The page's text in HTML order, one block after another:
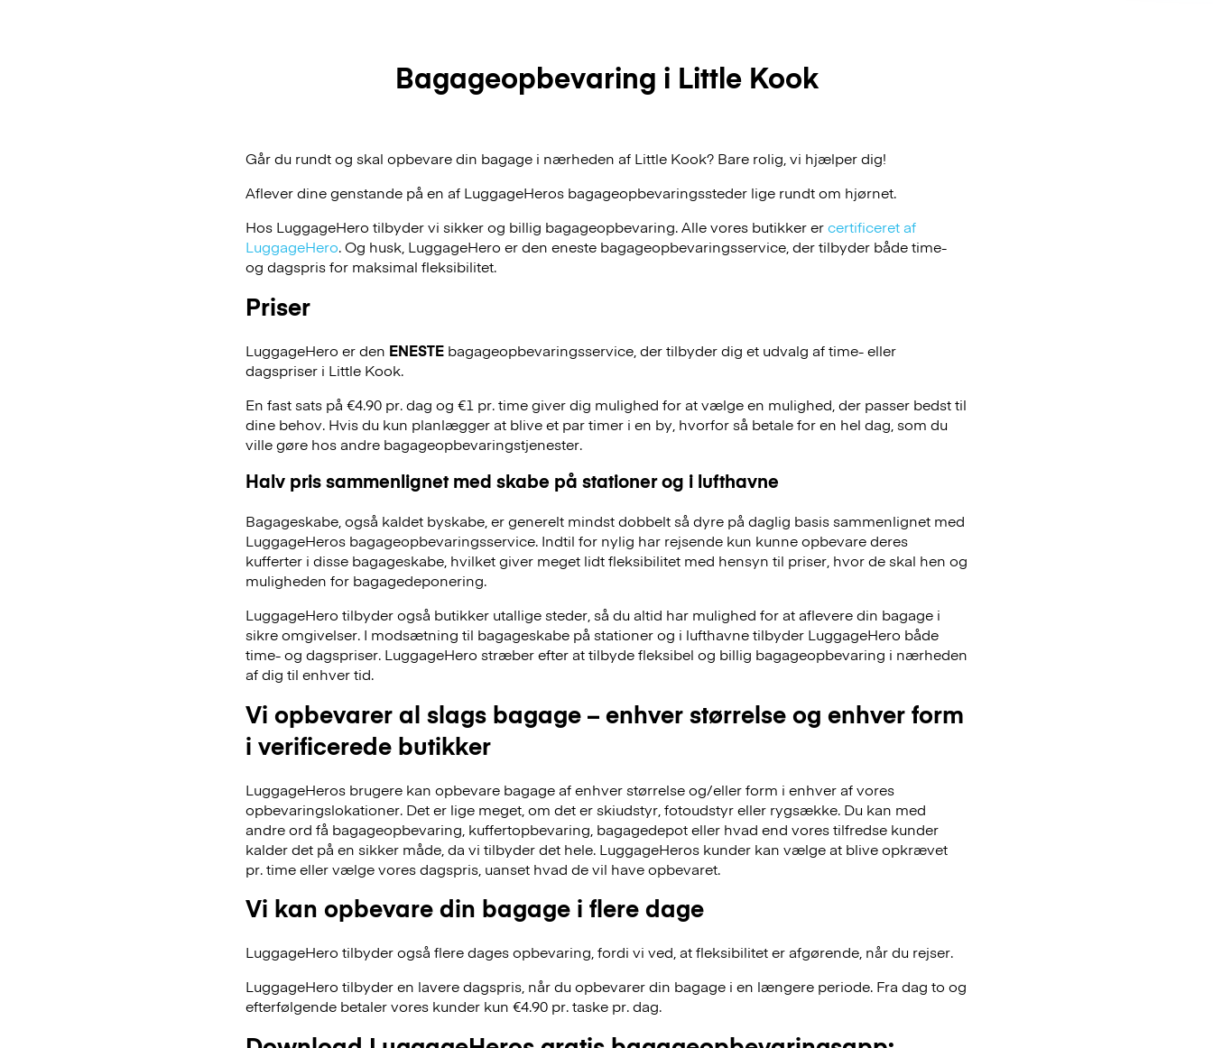
Bagageopbevaring i Little Kook
Går du rundt og skal opbevare din bagage i nærheden af Little Kook? Bare rolig, vi hjælper dig!
Aflever dine genstande på en af LuggageHeros bagageopbevaringssteder lige rundt om hjørnet.
Hos LuggageHero tilbyder vi sikker og billig bagageopbevaring. Alle vores butikker ercertificeret af
LuggageHero. Og husk, LuggageHero er den eneste bagageopbevaringsservice, der tilbyder både time-
og dagspris for maksimal fleksibilitet.
Priser
LuggageHero er den ENESTE bagageopbevaringsservice, der tilbyder dig et udvalg af time- eller
dagspriser i Little Kook.
En fast sats på €4.90 pr. dag og €1 pr. time giver dig mulighed for at vælge en mulighed, der passer bedst til
dine behov. Hvis du kun planlægger at blive et par timer i en by, hvorfor så betale for en hel dag, som du
ville gøre hos andre bagageopbevaringstjenester.
Halv pris sammenlignet med skabe på stationer og i lufthavne
Bagageskabe, også kaldet byskabe, er generelt mindst dobbelt så dyre på daglig basis sammenlignet med
LuggageHeros bagageopbevaringsservice. Indtil for nylig har rejsende kun kunne opbevare deres
kufferter i disse bagageskabe, hvilket giver meget lidt fleksibilitet med hensyn til priser, hvor de skal hen og
muligheden for bagagedeponering.
LuggageHero tilbyder også butikker utallige steder, så du altid har mulighed for at aflevere din bagage i
sikre omgivelser. I modsætning til bagageskabe på stationer og i lufthavne tilbyder LuggageHero både
time- og dagspriser. LuggageHero stræber efter at tilbyde fleksibel og billig bagageopbevaring i nærheden
af dig til enhver tid.
Vi opbevarer al slags bagage – enhver størrelse og enhver form
i verificerede butikker
LuggageHeros brugere kan opbevare bagage af enhver størrelse og/eller form i enhver af vores
opbevaringslokationer. Det er lige meget, om det er skiudstyr, fotoudstyr eller rygsække. Du kan med
andre ord få bagageopbevaring, kuffertopbevaring, bagagedepot eller hvad end vores tilfredse kunder
kalder det på en sikker måde, da vi tilbyder det hele. LuggageHeros kunder kan vælge at blive opkrævet
pr. time eller vælge vores dagspris, uanset hvad de vil have opbevaret.
Vi kan opbevare din bagage i flere dage
LuggageHero tilbyder også flere dages opbevaring, fordi vi ved, at fleksibilitet er afgørende, når du rejser.
LuggageHero tilbyder en lavere dagspris, når du opbevarer din bagage i en længere periode. Fra dag to og
efterfølgende betaler vores kunder kun €4.90 pr. taske pr. dag.